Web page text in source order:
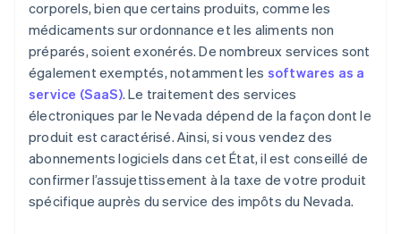
corporels, bien que certains produits, comme les
médicaments sur ordonnance et les aliments non
préparés, soient exonérés. De nombreux services sont
également exemptés, notamment les softwares as a
service (SaaS). Le traitement des services
électroniques par le Nevada dépend de la façon dont le
produit est caractérisé. Ainsi, si vous vendez des
abonnements logiciels dans cet État, il est conseillé de
confirmer l’assujettissement à la taxe de votre produit
spécifique auprès du service des impôts du Nevada.